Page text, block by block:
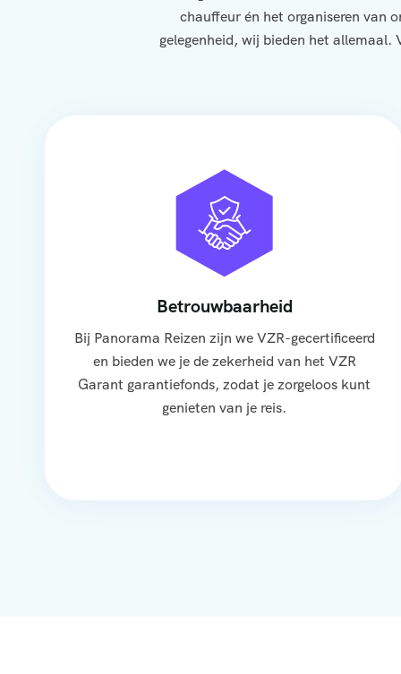
chauffeur én het organiseren van
gelegenheid, wij bieden het allemaal.
Betrouwbaarheid
Bij Panorama Reizen zijn we VZR-gecertificeerd
en bieden we je de zekerheid van het VZR
Garant garantiefonds, zodat je zorgeloos kunt
genieten van je reis.